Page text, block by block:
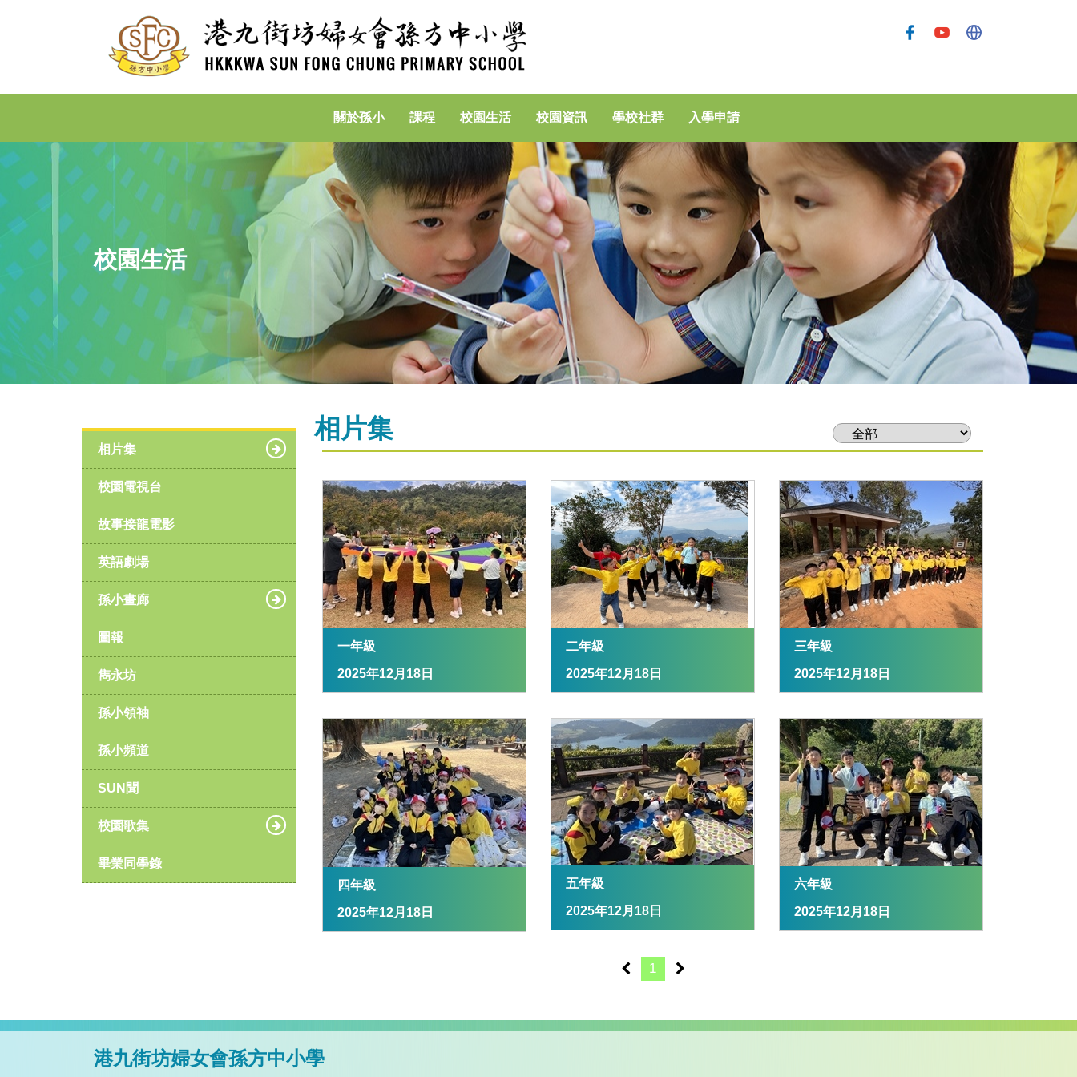
關於孫小 課程 校園生活 校園資訊 學校社群 入學申請
校園生活
相片集
校園電視台
故事接龍電影
英語劇場
孫小畫廊
圖報
雋永坊
孫小領袖
孫小頻道
SUN聞
校園歌集
畢業同學錄
相片集
一年級
2025年12月18日
二年級
2025年12月18日
三年級
2025年12月18日
四年級
2025年12月18日
五年級
2025年12月18日
六年級
2025年12月18日
1
港九街坊婦女會孫方中小學